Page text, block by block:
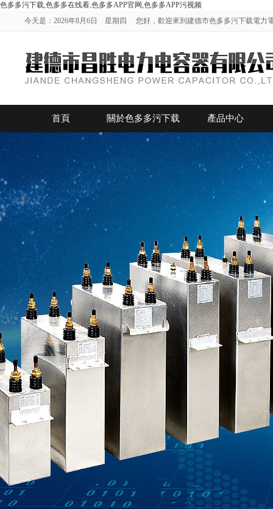
色多多污下载,色多多在线看,色多多APP官网,色多多APP污视频
今天是：2026年8月6日 星期四 您好，歡迎來到建德市色多多污下载電力電
首頁 關於色多多污下载 產品中心